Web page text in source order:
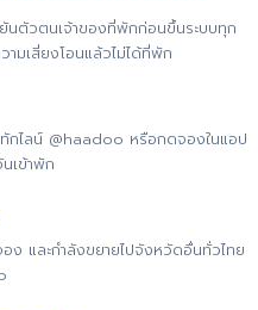
ตัวตนเจ้าของที่พักก่อนขึ้นระบบทุก
มเสี่ยงโอนแล้วไม่ได้ที่พัก
กไลน์ @haadoo หรือกดจองในแอป
เข้าพัก
ง และกำลังขยายไปจังหวัดอื่นทั่วไทย